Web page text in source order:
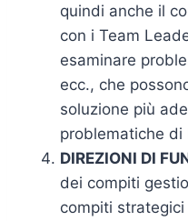
quindi anche il
con i Team
esaminare
ecc., che
soluzione più
problematiche
DIREZIONI DI
dei compiti
compiti